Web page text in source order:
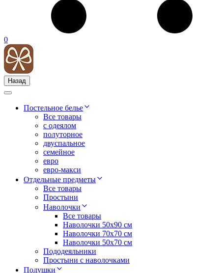
0
Назад
Постельное белье
Все товары
с одеялом
полуторное
двуспальное
семейное
евро
евро-макси
Отдельные предметы
Все товары
Простыни
Наволочки
Все товары
Наволочки 50x90 см
Наволочки 70x70 cм
Наволочки 50х70 см
Пододеяльники
Простыни с наволочками
Подушки